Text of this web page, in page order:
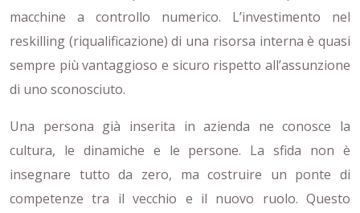
macchine a controllo numerico. L’investimento nel
reskilling (riqualificazione) di una risorsa interna è quasi
sempre più vantaggioso e sicuro rispetto all’assunzione
di uno sconosciuto.
Una persona già inserita in azienda ne conosce la
cultura, le dinamiche e le persone. La sfida non è
insegnare tutto da zero, ma costruire un ponte di
competenze tra il vecchio e il nuovo ruolo. Questo